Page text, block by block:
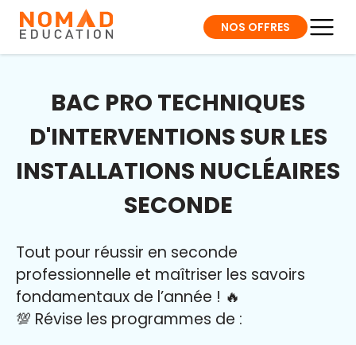
NOS OFFRES
BAC PRO TECHNIQUES
D'INTERVENTIONS SUR LES
INSTALLATIONS NUCLÉAIRES
SECONDE
Tout pour réussir en seconde
professionnelle et maîtriser les savoirs
fondamentaux de l’année ! 🔥
💯 Révise les programmes de :